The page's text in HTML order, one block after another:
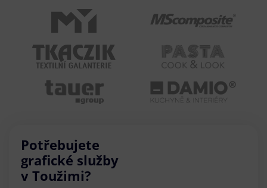
Potřebujete
grafické služby
v Toužimi?